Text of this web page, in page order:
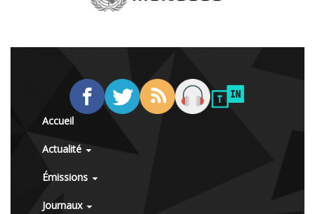
Accueil
Actualité
Émissions
Journaux